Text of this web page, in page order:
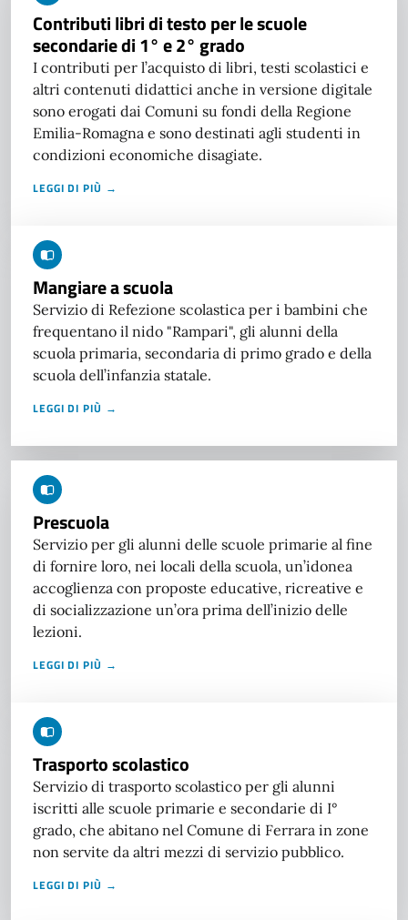
Contributi libri di testo per le scuole
secondarie di 1° e 2° grado
I contributi per l’acquisto di libri, testi scolastici e
altri contenuti didattici anche in versione digitale
sono erogati dai Comuni su fondi della Regione
Emilia-Romagna e sono destinati agli studenti in
condizioni economiche disagiate.
LEGGI DI PIÙ →
Mangiare a scuola
Servizio di Refezione scolastica per i bambini che
frequentano il nido "Rampari", gli alunni della
scuola primaria, secondaria di primo grado e della
scuola dell’infanzia statale.
LEGGI DI PIÙ →
Prescuola
Servizio per gli alunni delle scuole primarie al fine
di fornire loro, nei locali della scuola, un’idonea
accoglienza con proposte educative, ricreative e
di socializzazione un’ora prima dell’inizio delle
lezioni.
LEGGI DI PIÙ →
Trasporto scolastico
Servizio di trasporto scolastico per gli alunni
iscritti alle scuole primarie e secondarie di I°
grado, che abitano nel Comune di Ferrara in zone
non servite da altri mezzi di servizio pubblico.
LEGGI DI PIÙ →